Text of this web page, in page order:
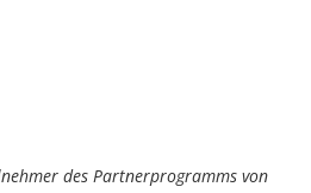
des Partnerprogramms von